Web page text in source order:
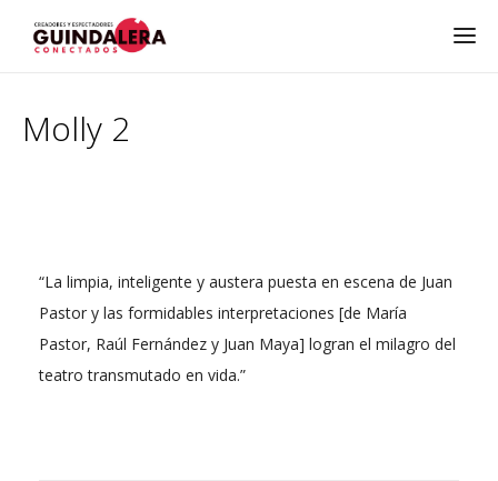
Molly 2
“La limpia, inteligente y austera puesta en escena de Juan
Pastor y las formidables interpretaciones [de María
Pastor, Raúl Fernández y Juan Maya] logran el milagro del
teatro transmutado en vida.”